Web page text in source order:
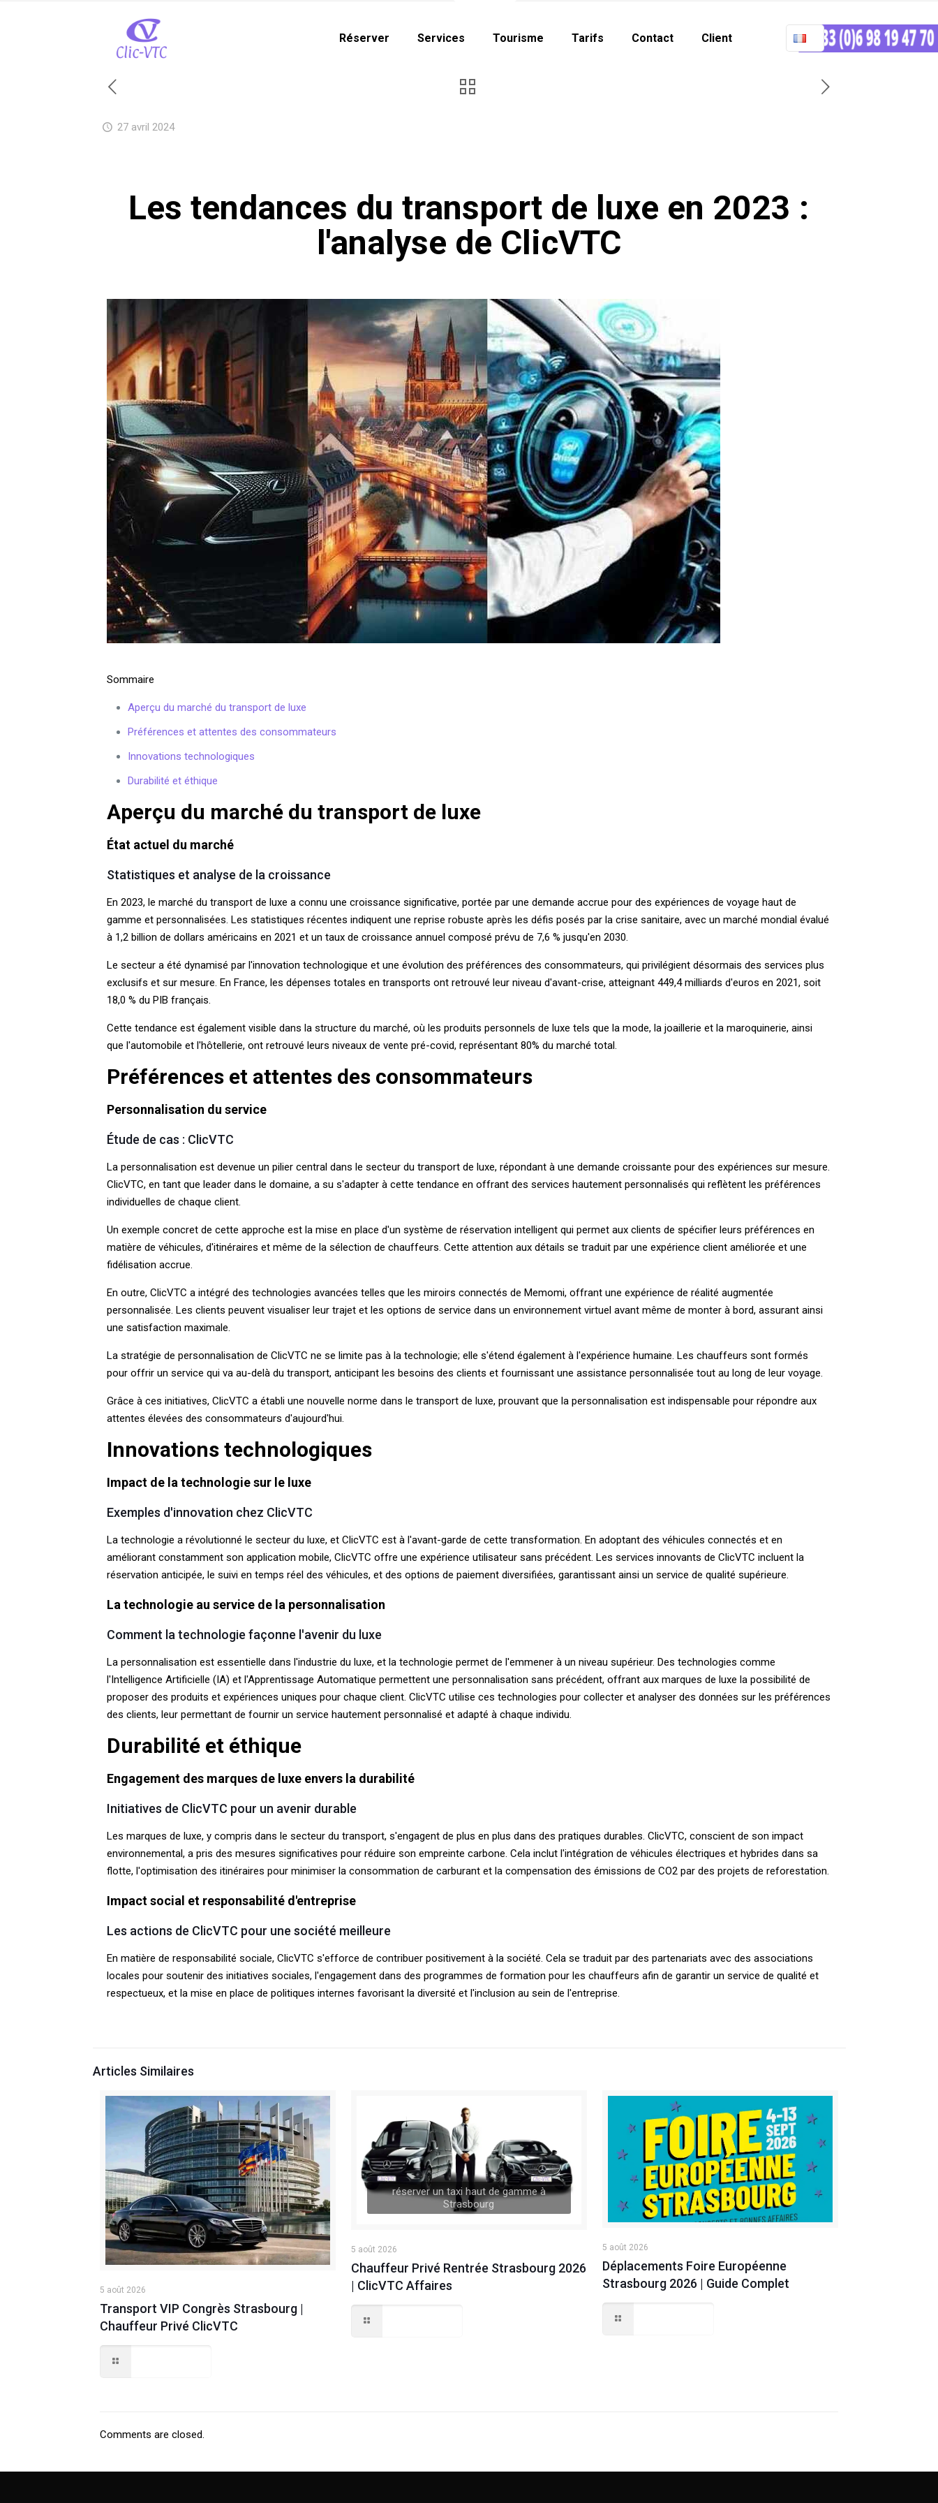
Réserver Services Tourisme Tarifs Contact Client
27 avril 2024
Les tendances du transport de luxe en 2023 :
l'analyse de ClicVTC
Sommaire
Aperçu du marché du transport de luxe
Préférences et attentes des consommateurs
Innovations technologiques
Durabilité et éthique
Aperçu du marché du transport de luxe
État actuel du marché
Statistiques et analyse de la croissance
En 2023, le marché du transport de luxe a connu une croissance significative, portée par une demande accrue pour des expériences de voyage haut de
gamme et personnalisées. Les statistiques récentes indiquent une reprise robuste après les défis posés par la crise sanitaire, avec un marché mondial évalué
à 1,2 billion de dollars américains en 2021 et un taux de croissance annuel composé prévu de 7,6 % jusqu'en 2030.
Le secteur a été dynamisé par l'innovation technologique et une évolution des préférences des consommateurs, qui privilégient désormais des services plus
exclusifs et sur mesure. En France, les dépenses totales en transports ont retrouvé leur niveau d'avant-crise, atteignant 449,4 milliards d'euros en 2021, soit
18,0 % du PIB français.
Cette tendance est également visible dans la structure du marché, où les produits personnels de luxe tels que la mode, la joaillerie et la maroquinerie, ainsi
que l'automobile et l'hôtellerie, ont retrouvé leurs niveaux de vente pré-covid, représentant 80% du marché total.
Préférences et attentes des consommateurs
Personnalisation du service
Étude de cas : ClicVTC
La personnalisation est devenue un pilier central dans le secteur du transport de luxe, répondant à une demande croissante pour des expériences sur mesure.
ClicVTC, en tant que leader dans le domaine, a su s'adapter à cette tendance en offrant des services hautement personnalisés qui reflètent les préférences
individuelles de chaque client.
Un exemple concret de cette approche est la mise en place d'un système de réservation intelligent qui permet aux clients de spécifier leurs préférences en
matière de véhicules, d'itinéraires et même de la sélection de chauffeurs. Cette attention aux détails se traduit par une expérience client améliorée et une
fidélisation accrue.
En outre, ClicVTC a intégré des technologies avancées telles que les miroirs connectés de Memomi, offrant une expérience de réalité augmentée
personnalisée. Les clients peuvent visualiser leur trajet et les options de service dans un environnement virtuel avant même de monter à bord, assurant ainsi
une satisfaction maximale.
La stratégie de personnalisation de ClicVTC ne se limite pas à la technologie; elle s'étend également à l'expérience humaine. Les chauffeurs sont formés
pour offrir un service qui va au-delà du transport, anticipant les besoins des clients et fournissant une assistance personnalisée tout au long de leur voyage.
Grâce à ces initiatives, ClicVTC a établi une nouvelle norme dans le transport de luxe, prouvant que la personnalisation est indispensable pour répondre aux
attentes élevées des consommateurs d'aujourd'hui.
Innovations technologiques
Impact de la technologie sur le luxe
Exemples d'innovation chez ClicVTC
La technologie a révolutionné le secteur du luxe, et ClicVTC est à l'avant-garde de cette transformation. En adoptant des véhicules connectés et en
améliorant constamment son application mobile, ClicVTC offre une expérience utilisateur sans précédent. Les services innovants de ClicVTC incluent la
réservation anticipée, le suivi en temps réel des véhicules, et des options de paiement diversifiées, garantissant ainsi un service de qualité supérieure.
La technologie au service de la personnalisation
Comment la technologie façonne l'avenir du luxe
La personnalisation est essentielle dans l'industrie du luxe, et la technologie permet de l'emmener à un niveau supérieur. Des technologies comme
l'Intelligence Artificielle (IA) et l'Apprentissage Automatique permettent une personnalisation sans précédent, offrant aux marques de luxe la possibilité de
proposer des produits et expériences uniques pour chaque client. ClicVTC utilise ces technologies pour collecter et analyser des données sur les préférences
des clients, leur permettant de fournir un service hautement personnalisé et adapté à chaque individu.
Durabilité et éthique
Engagement des marques de luxe envers la durabilité
Initiatives de ClicVTC pour un avenir durable
Les marques de luxe, y compris dans le secteur du transport, s'engagent de plus en plus dans des pratiques durables. ClicVTC, conscient de son impact
environnemental, a pris des mesures significatives pour réduire son empreinte carbone. Cela inclut l'intégration de véhicules électriques et hybrides dans sa
flotte, l'optimisation des itinéraires pour minimiser la consommation de carburant et la compensation des émissions de CO2 par des projets de reforestation.
Impact social et responsabilité d'entreprise
Les actions de ClicVTC pour une société meilleure
En matière de responsabilité sociale, ClicVTC s'efforce de contribuer positivement à la société. Cela se traduit par des partenariats avec des associations
locales pour soutenir des initiatives sociales, l'engagement dans des programmes de formation pour les chauffeurs afin de garantir un service de qualité et
respectueux, et la mise en place de politiques internes favorisant la diversité et l'inclusion au sein de l'entreprise.
Articles Similaires
5 août 2026
Transport VIP Congrès Strasbourg |
Chauffeur Privé ClicVTC
réserver un taxi haut de gamme à
Strasbourg
5 août 2026
Chauffeur Privé Rentrée Strasbourg 2026
| ClicVTC Affaires
5 août 2026
Déplacements Foire Européenne
Strasbourg 2026 | Guide Complet
Comments are closed.